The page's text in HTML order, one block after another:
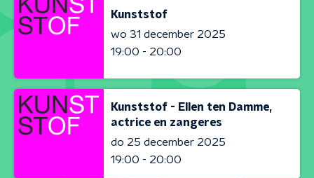
Kunststof
wo 31 december 2025
19:00 - 20:00
Kunststof - Ellen ten Damme,
actrice en zangeres
do 25 december 2025
19:00 - 20:00